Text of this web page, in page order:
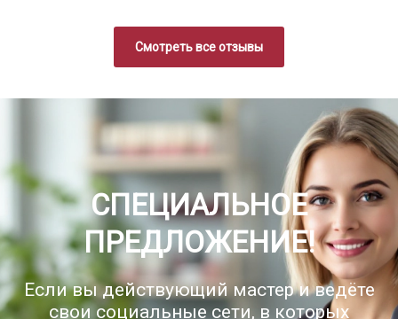
Смотреть все отзывы
СПЕЦИАЛЬНОЕ
ПРЕДЛОЖЕНИЕ!
Если вы действующий мастер и ведёте
свои социальные сети, в которых